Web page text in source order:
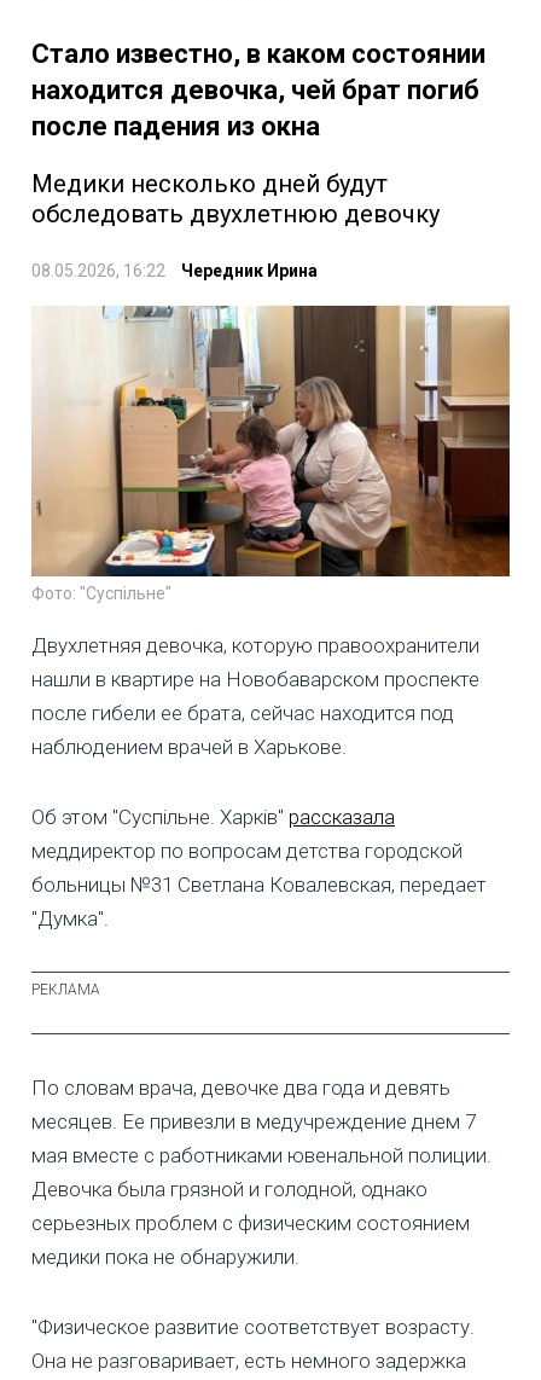
Стало известно, в каком состоянии
находится девочка, чей брат погиб
после падения из окна
Медики несколько дней будут
обследовать двухлетнюю девочку
08.05.2026, 16:22 Чередник Ирина
Фото: "Суспільне"
Двухлетняя девочка, которую правоохранители
нашли в квартире на Новобаварском проспекте
после гибели ее брата, сейчас находится под
наблюдением врачей в Харькове.
Об этом "Суспільне. Харків" рассказала
меддиректор по вопросам детства городской
больницы №31 Светлана Ковалевская, передает
"Думка".
По словам врача, девочке два года и девять
месяцев. Ее привезли в медучреждение днем 7
мая вместе с работниками ювенальной полиции.
Девочка была грязной и голодной, однако
серьезных проблем с физическим состоянием
медики пока не обнаружили.
"Физическое развитие соответствует возрасту.
Она не разговаривает, есть немного задержка